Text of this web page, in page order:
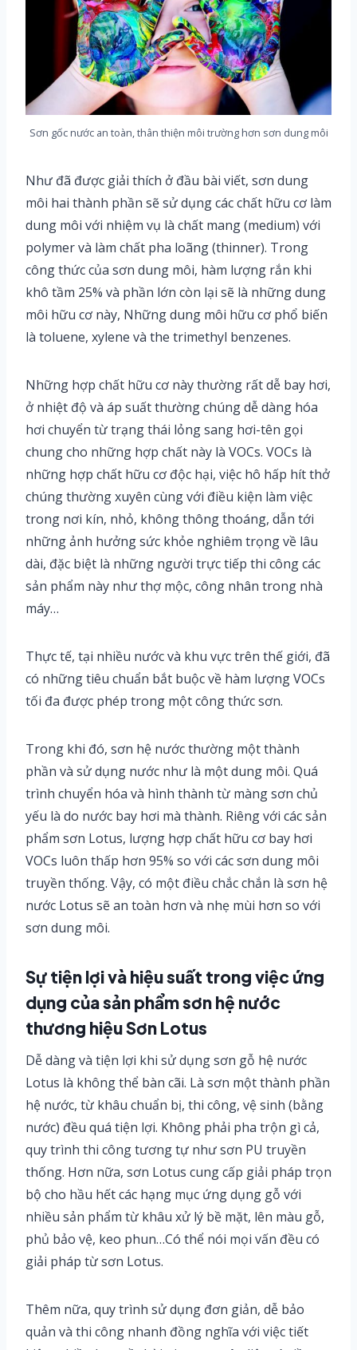
Sơn gốc nước an toàn, thân thiện môi trường hơn sơn dung môi
Như đã được giải thích ở đầu bài viết, sơn dung
môi hai thành phần sẽ sử dụng các chất hữu cơ làm
dung môi với nhiệm vụ là chất mang (medium) với
polymer và làm chất pha loãng (thinner). Trong
công thức của sơn dung môi, hàm lượng rắn khi
khô tầm 25% và phần lớn còn lại sẽ là những dung
môi hữu cơ này, Những dung môi hữu cơ phổ biến
là toluene, xylene và the trimethyl benzenes.
Những hợp chất hữu cơ này thường rất dễ bay hơi,
ở nhiệt độ và áp suất thường chúng dễ dàng hóa
hơi chuyển từ trạng thái lỏng sang hơi-tên gọi
chung cho những hợp chất này là VOCs. VOCs là
những hợp chất hữu cơ độc hại, việc hô hấp hít thở
chúng thường xuyên cùng với điều kiện làm việc
trong nơi kín, nhỏ, không thông thoáng, dẫn tới
những ảnh hưởng sức khỏe nghiêm trọng về lâu
dài, đặc biệt là những người trực tiếp thi công các
sản phẩm này như thợ mộc, công nhân trong nhà
máy…
Thực tế, tại nhiều nước và khu vực trên thế giới, đã
có những tiêu chuẩn bắt buộc về hàm lượng VOCs
tối đa được phép trong một công thức sơn.
Trong khi đó, sơn hệ nước thường một thành
phần và sử dụng nước như là một dung môi. Quá
trình chuyển hóa và hình thành từ màng sơn chủ
yếu là do nước bay hơi mà thành. Riêng với các sản
phẩm sơn Lotus, lượng hợp chất hữu cơ bay hơi
VOCs luôn thấp hơn 95% so với các sơn dung môi
truyền thống. Vậy, có một điều chắc chắn là sơn hệ
nước Lotus sẽ an toàn hơn và nhẹ mùi hơn so với
sơn dung môi.
Sự tiện lợi và hiệu suất trong việc ứng
dụng của sản phẩm sơn hệ nước
thương hiệu Sơn Lotus
Dễ dàng và tiện lợi khi sử dụng sơn gỗ hệ nước
Lotus là không thể bàn cãi. Là sơn một thành phần
hệ nước, từ khâu chuẩn bị, thi công, vệ sinh (bằng
nước) đều quá tiện lợi. Không phải pha trộn gì cả,
quy trình thi công tương tự như sơn PU truyền
thống. Hơn nữa, sơn Lotus cung cấp giải pháp trọn
bộ cho hầu hết các hạng mục ứng dụng gỗ với
nhiều sản phẩm từ khâu xử lý bề mặt, lên màu gỗ,
phủ bảo vệ, keo phun…Có thể nói mọi vấn đều có
giải pháp từ sơn Lotus.
Thêm nữa, quy trình sử dụng đơn giản, dễ bảo
quản và thi công nhanh đồng nghĩa với việc tiết